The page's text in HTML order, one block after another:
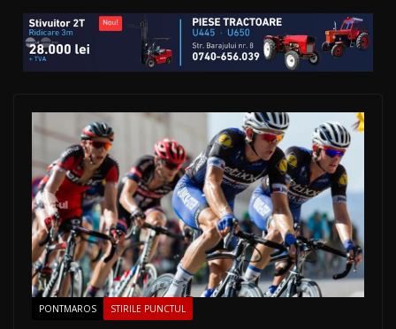
PONTMAROS STIRILE PUNCTUL